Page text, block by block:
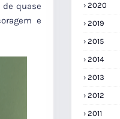
quase
e
2020
2019
2015
2014
2013
2012
2011